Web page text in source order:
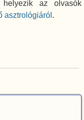
helyezik az olvasók
asztrológiáról .